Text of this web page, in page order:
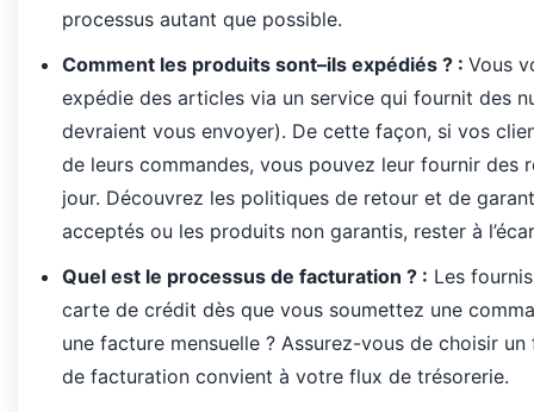
processus autant que possible.
Comment les produits sont–ils expédiés? :Vous
expédie des articles via un service qui fournit des
devraient vous envoyer). De cette façon, si vos
de leurs commandes,vous pouvez leur fournir des
jour. Découvrez les politiques de retour et de
acceptés ou les produits non garantis, rester à
Quel est le processus de facturation ? : Les
carte de crédit dès que vous soumettez une
une facture mensuelle ? Assurez-vous de choisir
de facturation convient à votre flux de trésorerie.